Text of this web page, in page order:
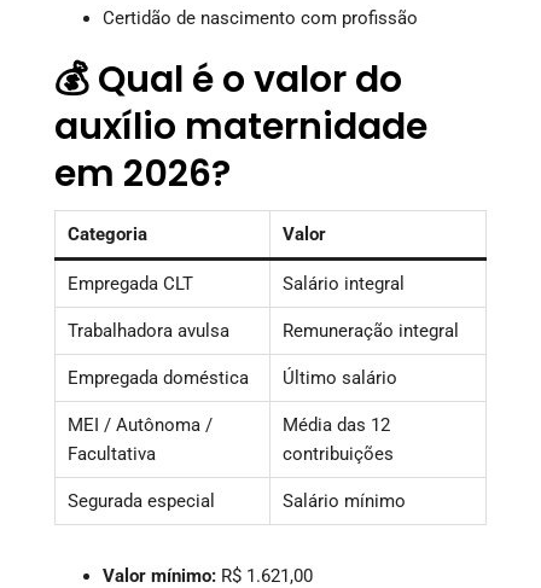
Certidão de nascimento com profissão
💰 Qual é o valor do
auxílio maternidade
em 2026?
Categoria Valor
Empregada CLT Salário integral
Trabalhadora avulsa Remuneração integral
Empregada doméstica Último salário
MEI / Autônoma /
Facultativa
Média das 12
contribuições
Segurada especial Salário mínimo
Valor mínimo: R$ 1.621,00